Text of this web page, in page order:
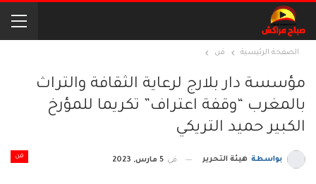
الصفحة الرئيسية فن
مؤسسة دار بلارج لرعاية الثقافة والتراث
بالمغرب “وقفة اعتراف” تكريما للمؤرخ
الكبير حميد التريكي
فن بواسطة هيئة التحرير في 5 مارس, 2023